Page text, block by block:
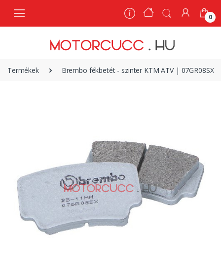
0
Termékek Brembo fékbetét - szinter KTM ATV | 07GR08SX
0